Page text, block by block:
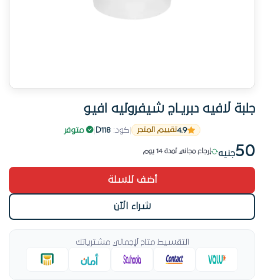
جلبة لافيه دبريـاج شيفروليه افيو
4.9تقييم المتجر كود: D118 متوفر
50جنيه
رقم 5 الأكثر طلباً هذا الأسبوع في جلب
إرجاع مجاني لمدة 14 يوم
رقم 1 مبيعاً في جلب
باقي قطعة واحدة — اطلب فوراً
الطلب عالي على المنتج ده
أضف للسلة
شراء الآن
التقسيط متاح لإجمالي مشترياتك